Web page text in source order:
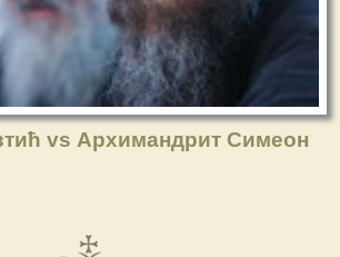
vs Архимандрит Симеон